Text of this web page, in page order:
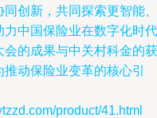
创新，共同探索更智能、
中国保险业在数字化时代
的成果与中关村科金的获
动保险业变革的核心引
product/41.html